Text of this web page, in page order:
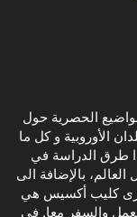
الحصرية حول
الأوروبية و كل ما
طرق الدراسة في
بالإضافة الى
كليب أكسيس هي
والسفر معا. في